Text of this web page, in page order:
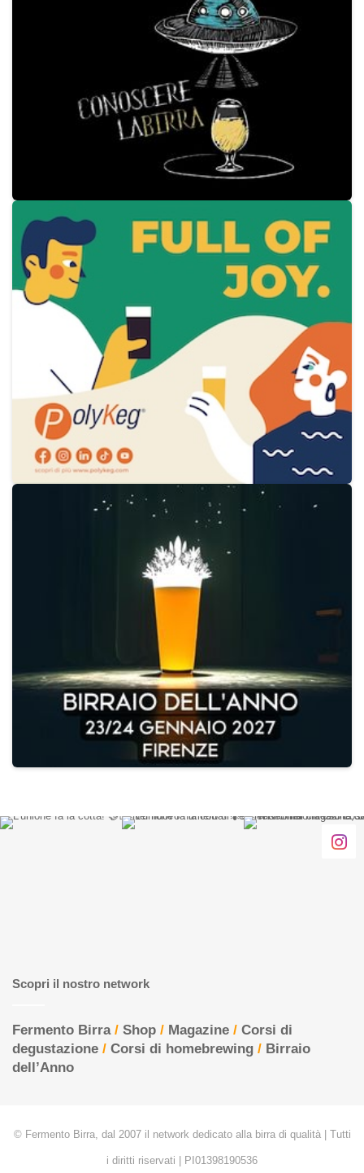
Scopri il nostro network
Fermento Birra/ Shop / Magazine / Corsi di
degustazione / Corsi di homebrewing / Birraio
dell’Anno
© Fermento Birra, dal 2007 il network dedicato alla birra di qualità | Tutti
i diritti riservati | PI01398190536